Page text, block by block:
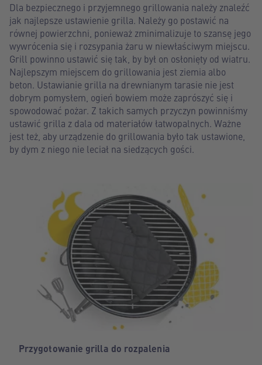
Dla bezpiecznego i przyjemnego grillowania należy znaleźć
jak najlepsze ustawienie grilla. Należy go postawić na
równej powierzchni, ponieważ zminimalizuje to szansę jego
wywrócenia się i rozsypania żaru w niewłaściwym miejscu.
Grill powinno ustawić się tak, by był on osłonięty od wiatru.
Najlepszym miejscem do grillowania jest ziemia albo
beton. Ustawianie grilla na drewnianym tarasie nie jest
dobrym pomysłem, ogień bowiem może zaprószyć się i
spowodować pożar. Z takich samych przyczyn powinniśmy
ustawić grilla z dala od materiałów łatwopalnych. Ważne
jest też, aby urządzenie do grillowania było tak ustawione,
by dym z niego nie leciał na siedzących gości.
Przygotowanie grilla do rozpalenia